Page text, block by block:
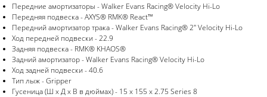
Передние амортизаторы - Walker Evans Racing® Velocity Hi-Lo
Передняя подвеска - AXYS® RMK® React™
Передний амортизатор трака - Walker Evans Racing® 2" Velocity Hi-Lo
Ход передней подвески - 22.9
Задняя подвеска - RMK® KHAOS®
Задний амортизатор - Walker Evans Racing® Velocity Hi-Lo
Ход задней подвески - 40.6
Тип лыж - Gripper
Гусеница (Ш х Д х В в дюймах) - 15 x 155 x 2.75 Series 8